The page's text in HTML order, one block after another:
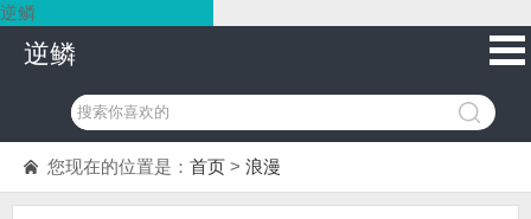
逆鳞
逆鳞
您现在的位置是： 首页 > 浪漫